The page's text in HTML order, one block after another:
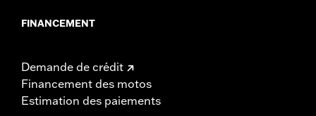
FINANCEMENT
Demande de crédit
Financement des motos
Estimation des paiements